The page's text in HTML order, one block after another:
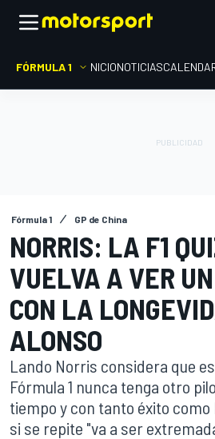
FÓRMULA 1 INICIONOTICIAS
Fórmula 1 GP de China
NORRIS: LA F1
VUELVA A VER
CON LA
ALONSO
Lando Norris considera que
Fórmula 1 nunca tenga otro
tiempo y con tanto éxito como
si se repite "va a ser